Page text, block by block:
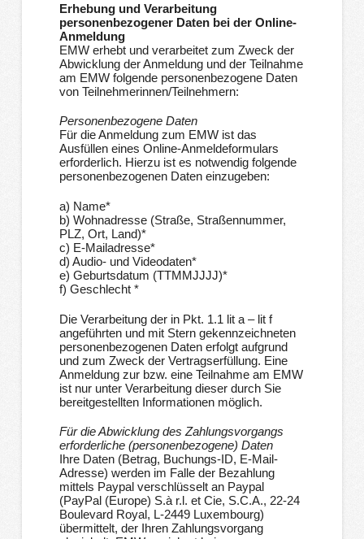
Erhebung und Verarbeitung
personenbezogener Daten bei der Online-
Anmeldung
EMW erhebt und verarbeitet zum Zweck der
Abwicklung der Anmeldung und der Teilnahme
am EMW folgende personenbezogene Daten
von Teilnehmerinnen/Teilnehmern:
Personenbezogene Daten
Für die Anmeldung zum EMW ist das
Ausfüllen eines Online-Anmeldeformulars
erforderlich. Hierzu ist es notwendig folgende
personenbezogenen Daten einzugeben:
a) Name*
b) Wohnadresse (Straße, Straßennummer,
PLZ, Ort, Land)*
c) E-Mailadresse*
d) Audio- und Videodaten*
e) Geburtsdatum (TTMMJJJJ)*
f) Geschlecht *
Die Verarbeitung der in Pkt. 1.1 lit a – lit f
angeführten und mit Stern gekennzeichneten
personenbezogenen Daten erfolgt aufgrund
und zum Zweck der Vertragserfüllung. Eine
Anmeldung zur bzw. eine Teilnahme am EMW
ist nur unter Verarbeitung dieser durch Sie
bereitgestellten Informationen möglich.
Für die Abwicklung des Zahlungsvorgangs
erforderliche (personenbezogene) Daten
Ihre Daten (Betrag, Buchungs-ID, E-Mail-
Adresse) werden im Falle der Bezahlung
mittels Paypal verschlüsselt an Paypal
(PayPal (Europe) S.à r.l. et Cie, S.C.A., 22-24
Boulevard Royal, L-2449 Luxembourg)
übermittelt, der Ihren Zahlungsvorgang